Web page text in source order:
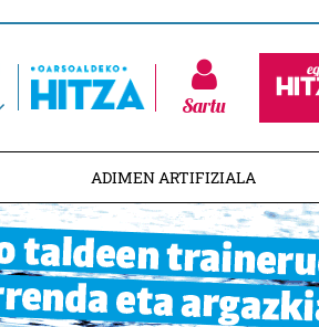
Sartu
ADIMEN ARTIFIZIALA